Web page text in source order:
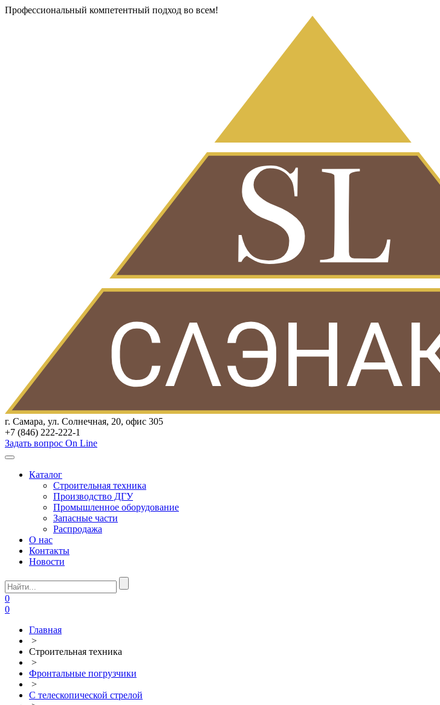
Профессиональный компетентный подход во всем!
г. Самара, ул. Солнечная, 20, офис 305
+7 (846) 222-222-1
Задать вопрос On Line
Каталог
Строительная техника
Производство ДГУ
Промышленное оборудование
Запасные части
Распродажа
О нас
Контакты
Новости
0
0
Главная
>
Строительная техника
>
Фронтальные погрузчики
>
С телескопической стрелой